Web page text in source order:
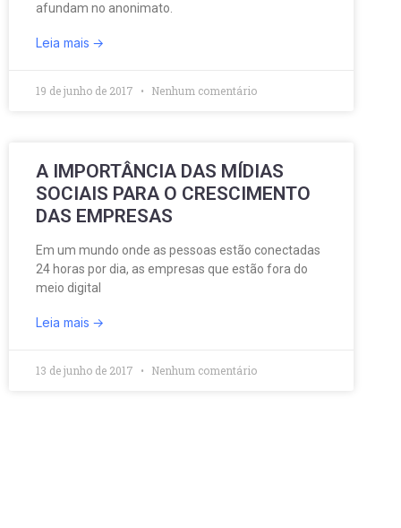
afundam no anonimato.
Leia mais
19 de junho de 2017 Nenhum comentário
A IMPORTÂNCIA DAS MÍDIAS
SOCIAIS PARA O CRESCIMENTO
DAS EMPRESAS
Em um mundo onde as pessoas estão conectadas
24 horas por dia, as empresas que estão fora do
meio digital
Leia mais
13 de junho de 2017 Nenhum comentário